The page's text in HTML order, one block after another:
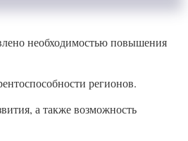
необходимостью повышения
регионов.
а также возможность